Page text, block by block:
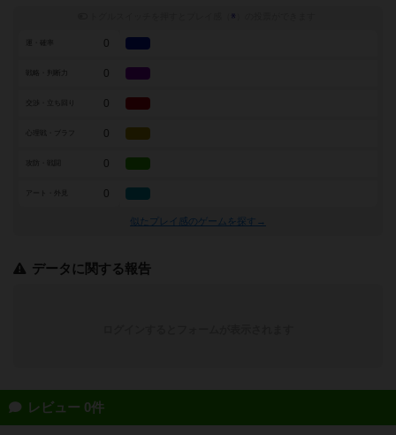
※
0
戦略・判断力 0
0
0
0
アート・外見 0
似たプレイ感のゲームを探す→
データに関する報告
レビュー 0件